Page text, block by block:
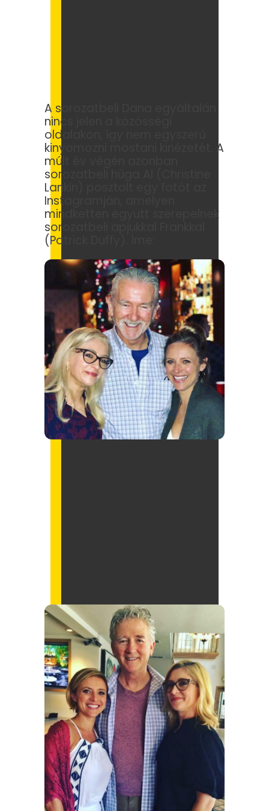
A sorozatbeli Dana egyáltalán
nincs jelen a közösségi
oldalakon, így nem egyszerű
kinyomozni mostani kinézetét. A
múlt év végén azonban
sorozatbeli húga Al (Christine
Lankin) posztolt egy fotót az
Instagramján, amelyen
mindketten együtt szerepelnek
sorozatbeli apjukkal Frankkal
(Patrick Duffy). Íme: